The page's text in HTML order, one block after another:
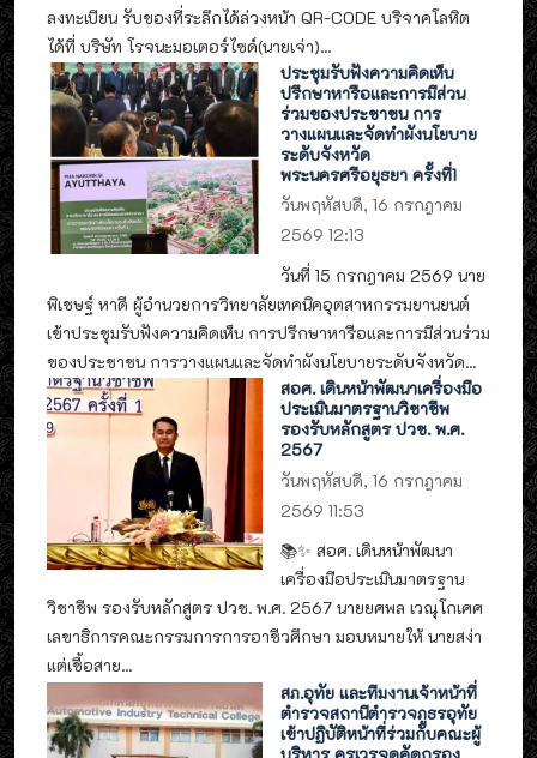
ลงทะเบียน รับของที่ระลึกได้ล่วงหน้า QR-CODE บริจาคโลหิต
ได้ที่ บริษัท โรจนะมอเตอร์ไซด์(นายเจ่า)...
ประชุมรับฟังความคิดเห็น
ปรึกษาหารือและการมีส่วน
ร่วมของประชาชน การ
วางแผนและจัดทำผังนโยบาย
ระดับจังหวัด
พระนครศรีอยุธยา ครั้งที่1
วันพฤหัสบดี, 16 กรกฎาคม
2569 12:13
วันที่ 15 กรกฎาคม 2569 นาย
พิเชษฐ์ หาดี ผู้อำนวยการวิทยาลัยเทคนิคอุตสาหกรรมยานยนต์
เข้าประชุมรับฟังความคิดเห็น การปรึกษาหารือและการมีส่วนร่วม
ของประชาชน การวางแผนและจัดทำผังนโยบายระดับจังหวัด...
สอศ. เดินหน้าพัฒนาเครื่องมือ
ประเมินมาตรฐานวิชาชีพ
รองรับหลักสูตร ปวช. พ.ศ.
2567
วันพฤหัสบดี, 16 กรกฎาคม
2569 11:53
📚✨ สอศ. เดินหน้าพัฒนา
เครื่องมือประเมินมาตรฐาน
วิชาชีพ รองรับหลักสูตร ปวช. พ.ศ. 2567 นายยศพล เวณุโกเศศ
เลขาธิการคณะกรรมการการอาชีวศึกษา มอบหมายให้ นายสง่า
แต่เชื้อสาย...
สภ.อุทัย และทีมงานเจ้าหน้าที่
ตำรวจสถานีตำรวจภูธรอุทัย
เข้าปฏิบัติหน้าที่ร่วมกับคณะผู้
บริหาร ครูเวรจุดคัดกรอง